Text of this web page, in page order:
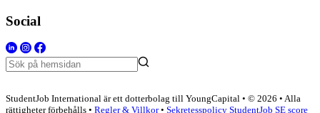
Social
StudentJob International är ett dotterbolag till YoungCapital • © 2026 • Alla
rättigheter förbehålls • Regler & Villkor• Sekretesspolicy StudentJob SE score